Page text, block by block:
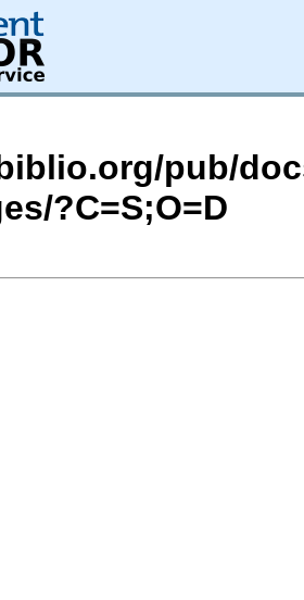
pub/
?C=S;O=D